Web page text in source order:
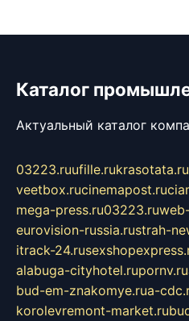
Каталог
Актуальный каталог
03223.ruufille.rukrasotata.ru
veetbox.rucinemapost.ru
mega-press.ru03223.ru
eurovision-russia.rustrah-
itrack-24.ru
alabuga-cityhotel.rupornv.ru
bud-em-znakomye.rua-
korolevremont-market.ru